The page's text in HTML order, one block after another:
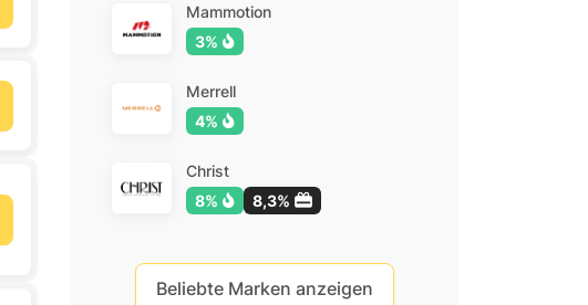
Mammotion
3%
Merrell
4%
Christ
8%
8,3%
Beliebte Marken anzeigen